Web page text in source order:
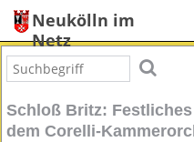
Neukölln im
Netz
Schloß Britz:
dem Corelli-